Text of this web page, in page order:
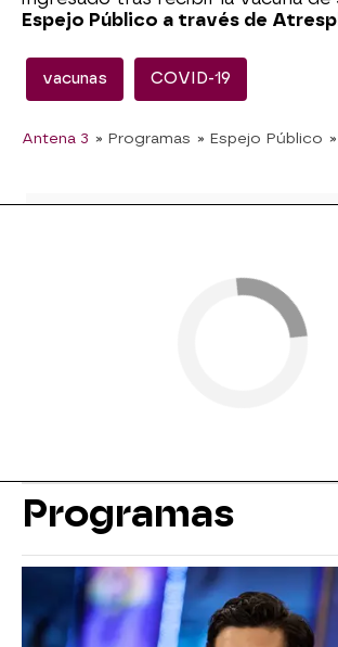
Espejo Público a través de
vacunas COVID-19
Antena 3 » Programas » Espejo Público
Programas